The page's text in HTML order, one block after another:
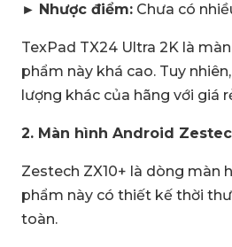
► Nhược điểm: Chưa có
TexPad TX24 Ultra 2K là
phẩm này khá cao. Tuy
lượng khác của hãng với giá
2. Màn hình Android
Zestech ZX10+ là dòng màn
phẩm này có thiết kế thời
toàn.